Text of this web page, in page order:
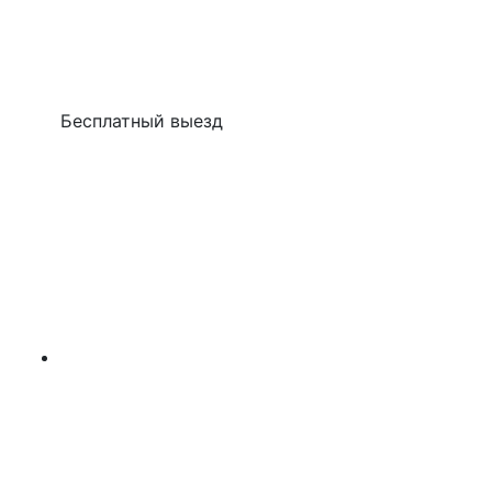
Бесплатный выезд